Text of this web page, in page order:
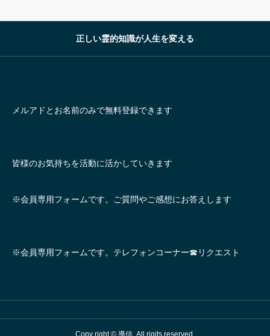
正しい霊的知識が人生を変える
メルアドとお名前のみで無料登録できます
皆様のお気持ちを活動に活かしていきます
※会員専用フォームです。ご質問やご感想にお答えします
※会員専用フォームです。テレフォンコーナー☎リクエスト